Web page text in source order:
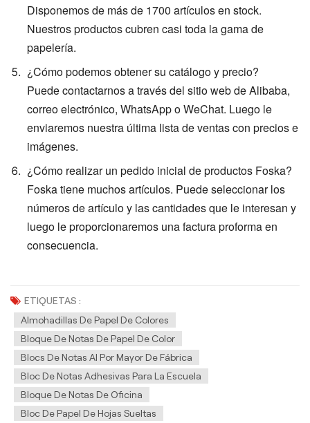
Disponemos de más de 1700 artículos en stock.
Nuestros productos cubren casi toda la gama de
papelería.
¿Cómo podemos obtener su catálogo y precio?
Puede contactarnos a través del sitio web de Alibaba,
correo electrónico, WhatsApp o WeChat. Luego le
enviaremos nuestra última lista de ventas con precios e
imágenes.
¿Cómo realizar un pedido inicial de productos Foska?
Foska tiene muchos artículos. Puede seleccionar los
números de artículo y las cantidades que le interesan y
luego le proporcionaremos una factura proforma en
consecuencia.
ETIQUETAS :
Almohadillas De Papel De Colores
Bloque De Notas De Papel De Color
Blocs De Notas Al Por Mayor De Fábrica
Bloc De Notas Adhesivas Para La Escuela
Bloque De Notas De Oficina
Bloc De Papel De Hojas Sueltas